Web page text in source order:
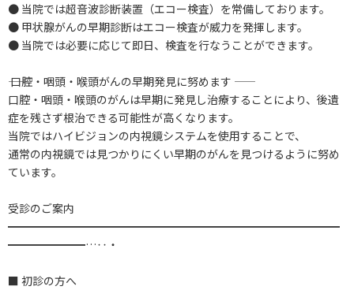
● 当院では超音波診断装置（エコー検査）を常備しております。
● 甲状腺がんの早期診断はエコー検査が威力を発揮します。
● 当院では必要に応じて即日、検査を行なうことができます。
―― 口腔・咽頭・喉頭がんの早期発見に努めます ――
口腔・咽頭・喉頭のがんは早期に発見し治療することにより、後遺
症を残さず根治できる可能性が高くなります。
当院ではハイビジョンの内視鏡システムを使用することで、
通常の内視鏡では見つかりにくい早期のがんを見つけるように努め
ています。
受診のご案内
━━━━━━━━━━━━━━━━━━━━━━━━━━━━━━
━━━━━━━…‥・
■ 初診の方へ